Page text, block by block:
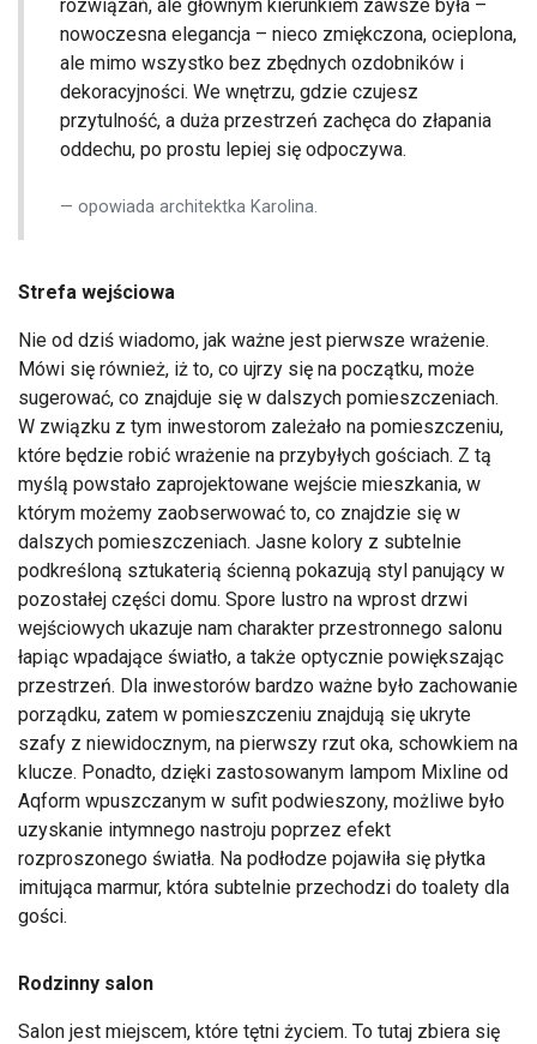
rozwiązań, ale głównym kierunkiem zawsze była –
nowoczesna elegancja – nieco zmiękczona, ocieplona,
ale mimo wszystko bez zbędnych ozdobników i
dekoracyjności. We wnętrzu, gdzie czujesz
przytulność, a duża przestrzeń zachęca do złapania
oddechu, po prostu lepiej się odpoczywa.
opowiada architektka Karolina.
Strefa wejściowa
Nie od dziś wiadomo, jak ważne jest pierwsze wrażenie.
Mówi się również, iż to, co ujrzy się na początku, może
sugerować, co znajduje się w dalszych pomieszczeniach.
W związku z tym inwestorom zależało na pomieszczeniu,
które będzie robić wrażenie na przybyłych gościach. Z tą
myślą powstało zaprojektowane wejście mieszkania, w
którym możemy zaobserwować to, co znajdzie się w
dalszych pomieszczeniach. Jasne kolory z subtelnie
podkreśloną sztukaterią ścienną pokazują styl panujący w
pozostałej części domu. Spore lustro na wprost drzwi
wejściowych ukazuje nam charakter przestronnego salonu
łapiąc wpadające światło, a także optycznie powiększając
przestrzeń. Dla inwestorów bardzo ważne było zachowanie
porządku, zatem w pomieszczeniu znajdują się ukryte
szafy z niewidocznym, na pierwszy rzut oka, schowkiem na
klucze. Ponadto, dzięki zastosowanym lampom Mixline od
Aqform wpuszczanym w sufit podwieszony, możliwe było
uzyskanie intymnego nastroju poprzez efekt
rozproszonego światła. Na podłodze pojawiła się płytka
imitująca marmur, która subtelnie przechodzi do toalety dla
gości.
Rodzinny salon
Salon jest miejscem, które tętni życiem. To tutaj zbiera się